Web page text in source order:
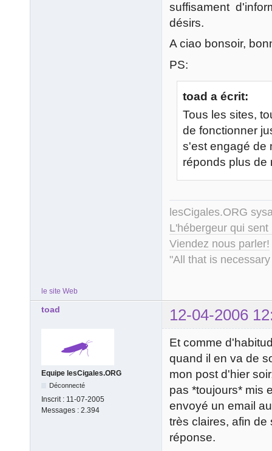
suffisament
désirs.
A ciao bonsoir,
PS:
toad a écrit:
Tous les sites,
de fonctionner
s'est engagé de
réponds plus de
lesCigales.ORG
L'hébergeur qui
Viendez nous parler!
"All that is
le site Web
toad 12-04-2006
Equipe lesCigales.ORG
Déconnecté
Inscrit : 11-07-2005
Messages : 2.394
Et comme
quand il en va de
mon post d'hier
pas *toujours* mis
envoyé un email
très claires, afin
réponse.